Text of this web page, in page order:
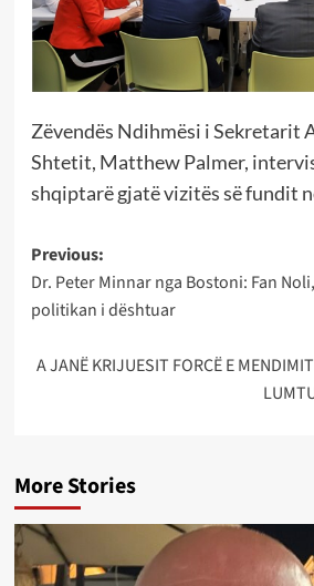
Zëvendës Ndihmësi i Sekretarit
Shtetit, Matthew Palmer,
shqiptarë gjatë vizitës së fundit
Post
navigation
Previous:
Dr. Peter Minnar nga Bostoni: Fan
politikan i dështuar
A JANË KRIJUESIT FORCË E
More Stories